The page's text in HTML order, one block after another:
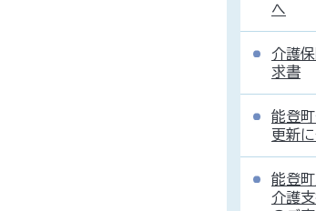
へ
介護
求書
能登
更新
能登
介護